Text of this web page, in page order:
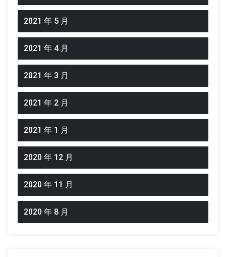
2021 年 5 月
2021 年 4 月
2021 年 3 月
2021 年 2 月
2021 年 1 月
2020 年 12 月
2020 年 11 月
2020 年 8 月